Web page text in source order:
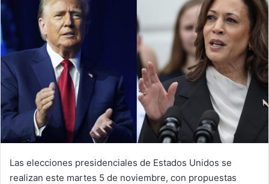
Las elecciones presidenciales de Estados Unidos se
realizan este martes 5 de noviembre, con propuestas